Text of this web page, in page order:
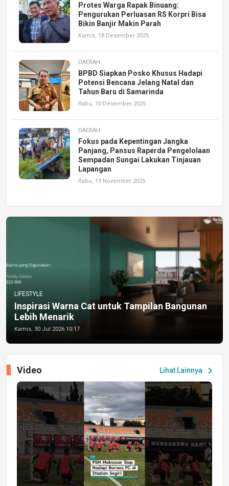
Protes Warga Rapak Binuang:
Pengurukan Perluasan RS Korpri Bisa
Bikin Banjir Makin Parah
Kamis, 18 Desember 2025
DAERAH
BPBD Siapkan Posko Khusus Hadapi
Potensi Bencana Jelang Natal dan
Tahun Baru di Samarinda
Rabu, 10 Desember 2025
DAERAH
Fokus pada Kepentingan Jangka
Panjang, Pansus Raperda Pengelolaan
Sempadan Sungai Lakukan Tinjauan
Lapangan
Rabu, 19 November 2025
LIFESTYLE
Inspirasi Warna Cat untuk Tampilan Bangunan
Lebih Menarik
Kamis, 30 Jul 2026 10:17
Lihat Lainnya chevron_right
Video